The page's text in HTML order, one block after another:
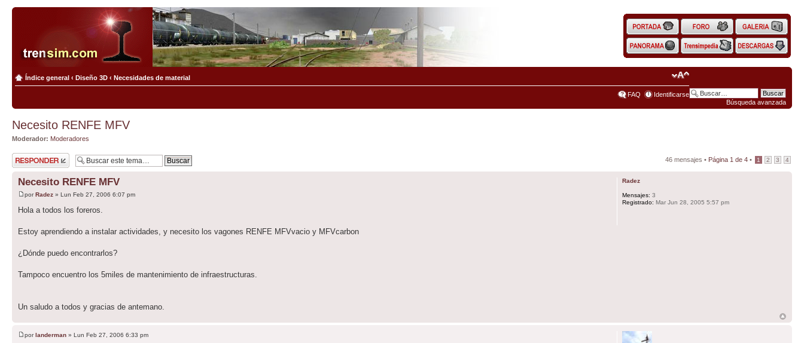
Búsqueda avanzada
Índice general ‹ Diseño 3D ‹ Necesidades de material
FAQ Identificarse
Necesito RENFE MFV
Moderador: Moderadores
Publicar una
respuesta
46 mensajes • Página 1 de 4 • 1 2 3 4
Necesito RENFE MFV
porRadez » Lun Feb 27, 2006 6:07 pm
Hola a todos los foreros.
Estoy aprendiendo a instalar actividades, y necesito los vagones RENFE MFVvacio y MFVcarbon
¿Dónde puedo encontrarlos?
Tampoco encuentro los 5miles de mantenimiento de infraestructuras.
Un saludo a todos y gracias de antemano.
Radez
Mensajes: 3
Registrado: Mar Jun 28, 2005 5:57 pm
porlanderman » Lun Feb 27, 2006 6:33 pm